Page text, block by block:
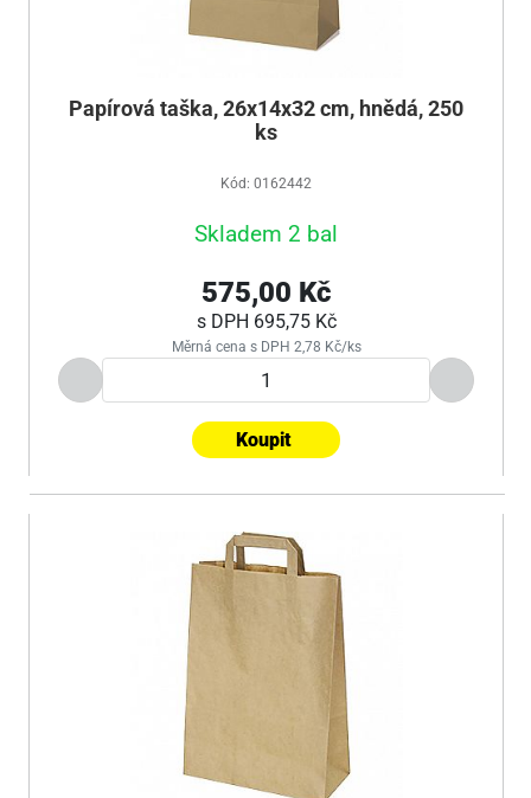
Papírová taška, 26x14x32 cm, hnědá, 250
ks
Kód: 0162442
Skladem 2 bal
575,00 Kč
s DPH 695,75 Kč
Měrná cena s DPH 2,78 Kč/ks
Koupit